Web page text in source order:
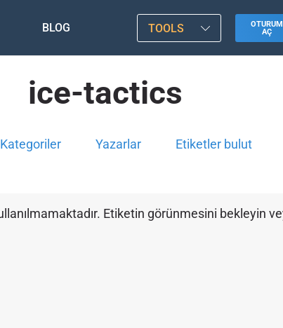
BLOG TOOLS
OTURUM
AÇ
ice-tactics
Kategoriler Yazarlar Etiketler bulut